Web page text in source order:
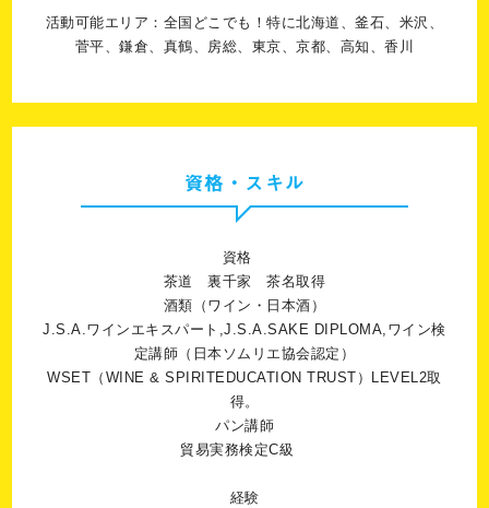
活動可能エリア：全国どこでも！特に北海道、釜石、米沢、
菅平、鎌倉、真鶴、房総、東京、京都、高知、香川
資格・スキル
資格
茶道 裏千家 茶名取得
酒類（ワイン・日本酒）
J.S.A.ワインエキスパート,J.S.A.SAKE DIPLOMA,ワイン検
定講師（日本ソムリエ協会認定）
WSET（WINE & SPIRITEDUCATION TRUST）LEVEL2取
得。
パン講師
貿易実務検定C級
経験